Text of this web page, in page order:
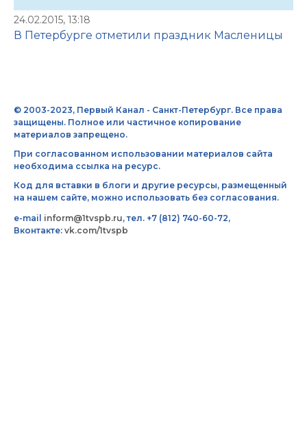
24.02.2015, 13:18
В Петербурге отметили праздник Масленицы
© 2003-2023, Первый Канал - Санкт-Петербург. Все права
защищены. Полное или частичное копирование
материалов запрещено.
При согласованном использовании материалов сайта
необходима ссылка на ресурс.
Код для вставки в блоги и другие ресурсы, размещенный
на нашем сайте, можно использовать без согласования.
e-mail inform@1tvspb.ru, тел. +7 (812) 740-60-72,
Вконтакте: vk.com/1tvspb